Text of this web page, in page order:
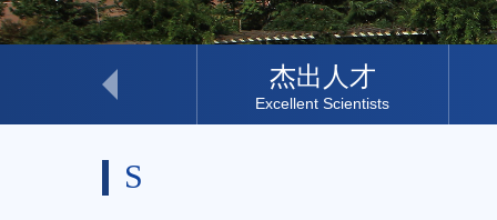
科研助理
Research Assistant
杰出人才
Excellent Scientists
S